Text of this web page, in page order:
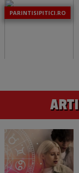
PARINTISIPITICI.RO